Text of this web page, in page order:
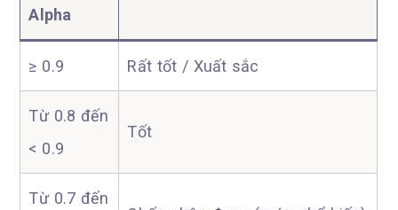
Alpha
≥ 0.9 Rất tốt / Xuất sắc
Từ 0.8 đến
< 0.9
Tốt
Từ 0.7 đến